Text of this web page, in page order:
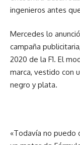
El diseño interior es
de sencillez. Varios
hay fibra de
central cuenta con
Alpine, pero con
ingenieros antes
Mercedes lo
campaña
2020 de la F1. El
marca, vestido con
negro y plata.
«Todavía no puedo